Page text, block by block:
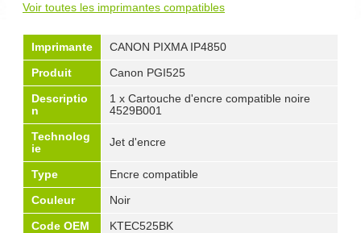
Voir toutes les imprimantes compatibles
Imprimante
CANON PIXMA IP4850
Produit
Canon PGI525
Descriptio
n
1 x Cartouche d'encre compatible noire
4529B001
Technolog
ie
Jet d'encre
Type
Encre compatible
Couleur
Noir
Code OEM
KTEC525BK